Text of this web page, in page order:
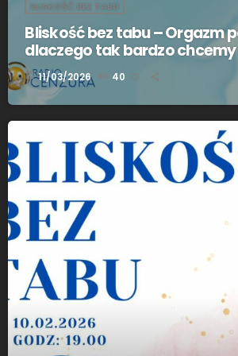
BLISKOŚĆ BEZ TABU
Bliskość bez tabu – Orgazm
dlaczego tak bardzo
dobrze?
today 11/03/2026 40